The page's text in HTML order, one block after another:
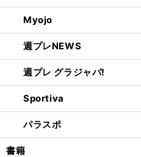
Myojo
週プレNEWS
週プレ グラジャパ!
Sportiva
パラスポ
書籍